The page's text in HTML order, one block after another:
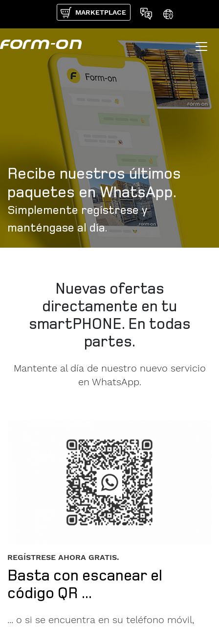
Pasar al contenido principal
MARKETPLACE
Recibe nuestros últimos
paquetes en WhatsApp.
Simplemente regístrese y
manténgase al día.
Nuevas ofertas
directamente en tu
smartPHONE. En todas
partes.
Mantente al día de nuestro nuevo servicio
en WhatsApp.
REGÍSTRESE AHORA GRATIS.
Basta con escanear el
código QR ...
... o si se encuentra en su teléfono móvil,